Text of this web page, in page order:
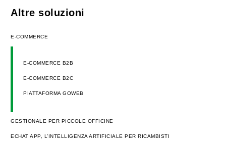
Altre soluzioni
E-COMMERCE
E-COMMERCE B2B
E-COMMERCE B2C
PIATTAFORMA GOWEB
GESTIONALE PER PICCOLE OFFICINE
ECHAT APP, L’INTELLIGENZA ARTIFICIALE PER RICAMBISTI